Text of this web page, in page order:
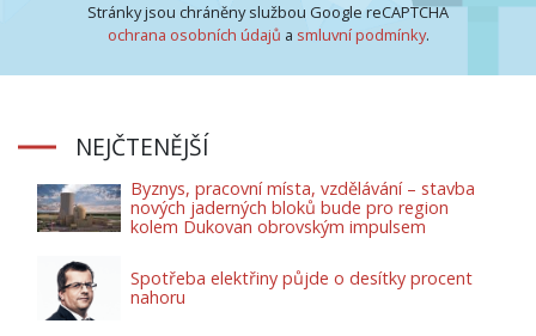
Stránky jsou chráněny službou Google reCAPTCHA
ochrana osobních údajů a smluvní podmínky.
NEJČTENĚJŠÍ
Byznys, pracovní místa, vzdělávání – stavba
nových jaderných bloků bude pro region
kolem Dukovan obrovským impulsem
Spotřeba elektřiny půjde o desítky procent
nahoru